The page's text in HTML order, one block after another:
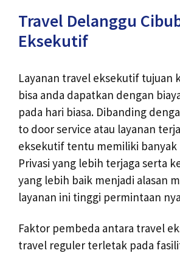
Travel Delanggu
Eksekutif
Layanan travel eksekutif tujuan
bisa anda dapatkan dengan
pada hari biasa. Dibanding
to door service atau layanan
eksekutif tentu memiliki banyak
Privasi yang lebih terjaga serta
yang lebih baik menjadi alasan
layanan ini tinggi permintaan
Faktor pembeda antara travel
travel reguler terletak pada